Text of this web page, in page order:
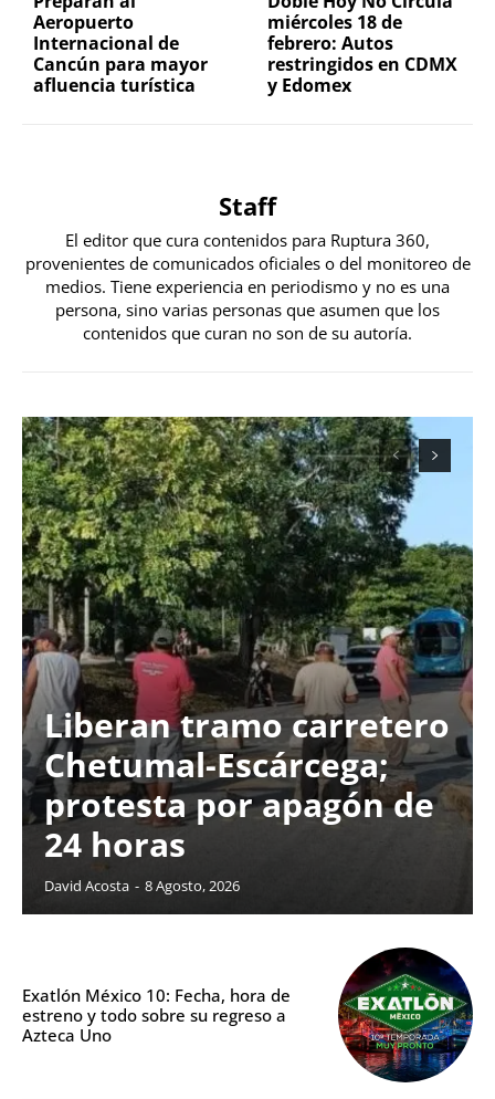
Aeropuerto
Internacional de
Cancún para mayor
afluencia turística
miércoles 18 de
febrero: Autos
restringidos en CDMX
y Edomex
Staff
El editor que cura contenidos para Ruptura 360,
provenientes de comunicados oficiales o del monitoreo de
medios. Tiene experiencia en periodismo y no es una
persona, sino varias personas que asumen que los
contenidos que curan no son de su autoría.
Liberan tramo carretero
Chetumal-Escárcega;
protesta por apagón de
24 horas
David Acosta - 8 Agosto, 2026
Exatlón México 10: Fecha, hora de
estreno y todo sobre su regreso a
Azteca Uno